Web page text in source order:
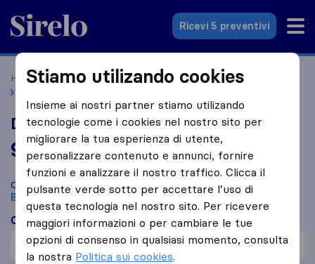
Sirelo.it
Ricevi 5 preventivi
Home Le 10 migliori aziende di traslochi in Italia
D.R. Service S.r.l.
9,4 basato su 14
recensioni di Sirelo e Google
i
Confronta D.R. Service S.r.l. con altre aziende di traslochi
Bareggio
Cosa dicono i clienti
Cautela nel maneggiare la merce (1)
Stiamo utilizando cookies
Insieme ai nostri partner stiamo utilizando
tecnologie come i cookies nel nostro sito per
migliorare la tua esperienza di utente,
personalizzare contenuto e annunci, fornire
funzioni e analizzare il nostro traffico. Clicca il
pulsante verde sotto per accettare l’uso di
questa tecnologia nel nostro sito. Per ricevere
maggiori informazioni o per cambiare le tue
opzioni di consenso in qualsiasi momento, consulta
la nostra Politica sui cookies.